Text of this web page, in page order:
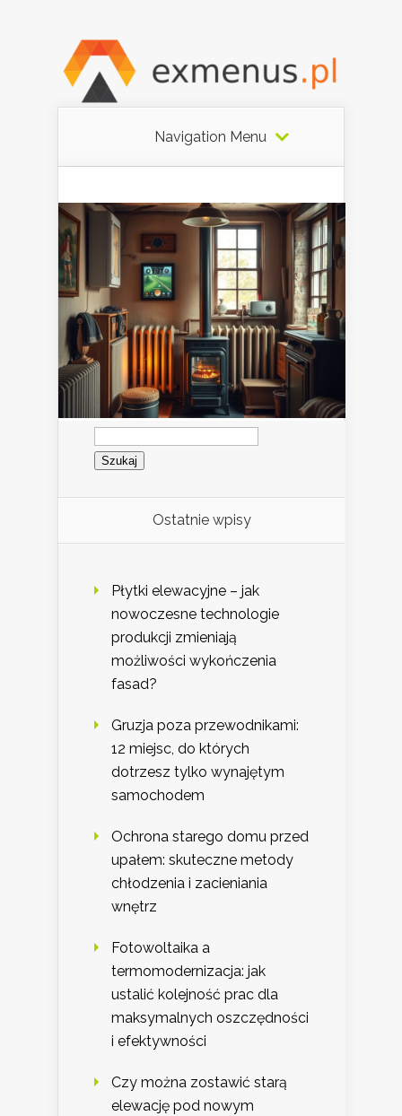
Navigation Menu
Szukaj:
Ostatnie wpisy
Płytki elewacyjne – jak
nowoczesne technologie
produkcji zmieniają
możliwości wykończenia
fasad?
Gruzja poza przewodnikami:
12 miejsc, do których
dotrzesz tylko wynajętym
samochodem
Ochrona starego domu przed
upałem: skuteczne metody
chłodzenia i zacieniania
wnętrz
Fotowoltaika a
termomodernizacja: jak
ustalić kolejność prac dla
maksymalnych oszczędności
i efektywności
Czy można zostawić starą
elewację pod nowym